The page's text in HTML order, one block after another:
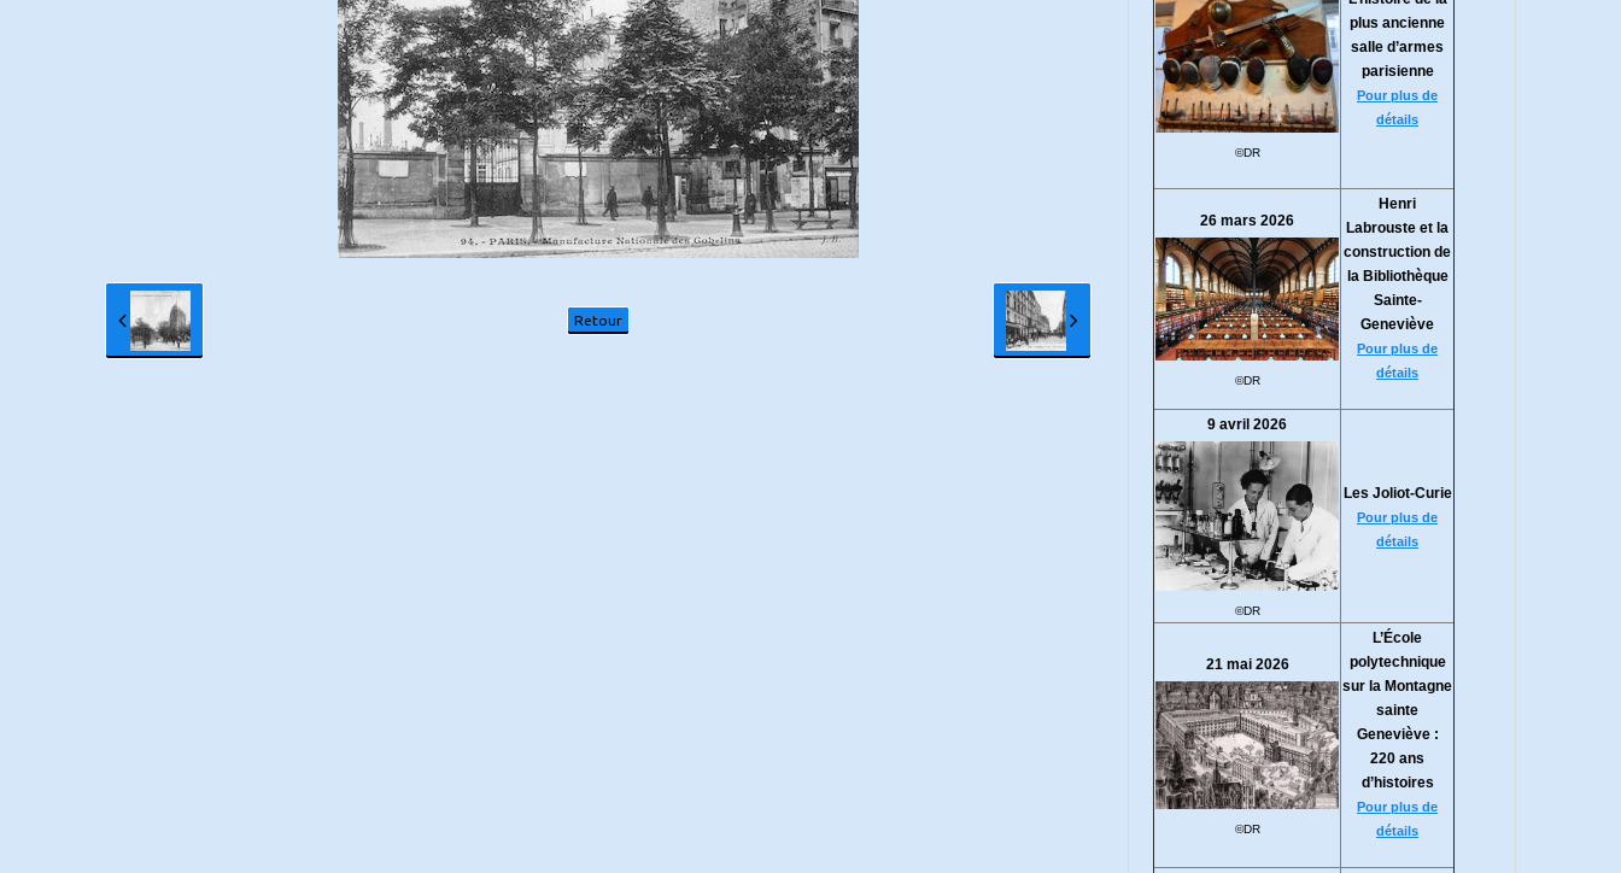
Retour
©DR
plus ancienne
salle d’armes
parisienne
Pour plus de
détails
26 mars 2026
©DR
Henri
Labrouste et la
construction de
la Bibliothèque
Sainte-
Geneviève
Pour plus de
détails
9 avril 2026
©DR
Les Joliot-Curie
Pour plus de
détails
21 mai 2026
©DR
L’École
polytechnique
sur la Montagne
sainte
Geneviève :
220 ans
d’histoires
Pour plus de
détails